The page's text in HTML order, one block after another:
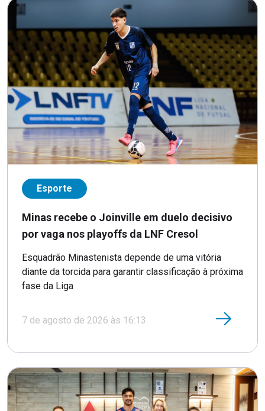
Esporte
Minas recebe o Joinville em duelo decisivo
por vaga nos playoffs da LNF Cresol
Esquadrão Minastenista depende de uma vitória
diante da torcida para garantir classificação à próxima
fase da Liga
7 de agosto de 2026 às 16:13